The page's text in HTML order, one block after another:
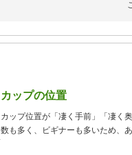
カップの位置
カップ位置が「凄く手前」「凄く
数も多く、ビギナーも多いため、